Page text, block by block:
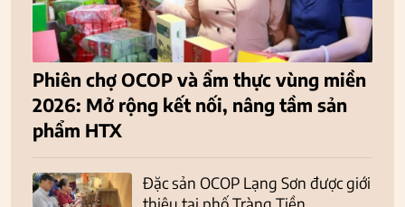
Phiên chợ OCOP và ẩm thực vùng miền
2026: Mở rộng kết nối, nâng tầm sản
phẩm HTX
Đặc sản OCOP Lạng Sơn được giới